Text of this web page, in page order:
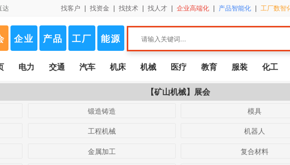
达 找客户 | 找资金 | 找技术 | 找人才 | 企业高端化 | 产品智能化 | 工厂数智
企业 产品 工厂 能源
电力 交通 汽车 机床 机械 医疗 教育 服装 化工
【矿山机械】展会
锻造铸造 模具
工程机械 机器人
金属加工 复合材料